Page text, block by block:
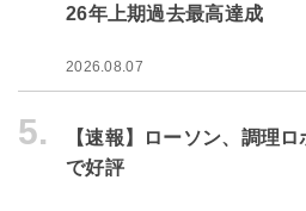
26年上期過去最高達成
2026.08.07
5.
【速報】ローソン、調理
で好評